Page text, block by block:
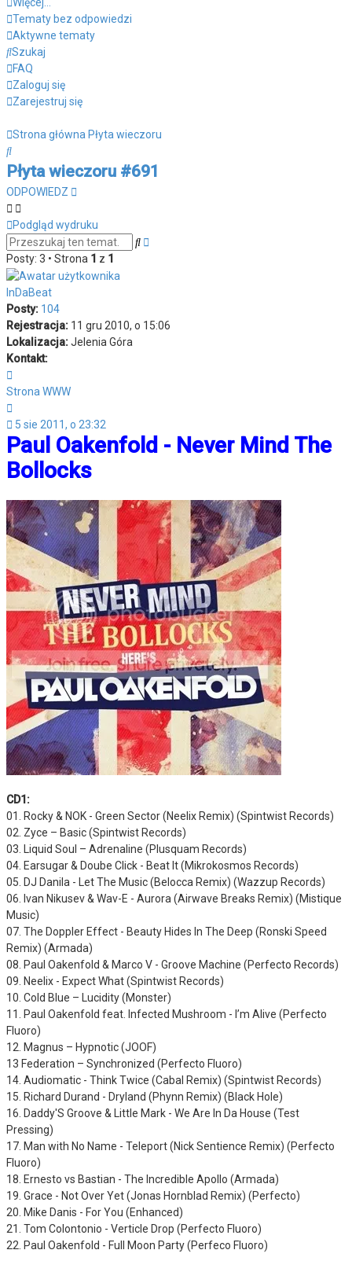
Tematy bez odpowiedzi
Aktywne tematy
Szukaj
FAQ
Zaloguj się
Zarejestruj się
Strona główna Płyta wieczoru
Szukaj
Płyta wieczoru #691
ODPOWIEDZ
Podgląd wydruku
Szukaj
Posty: 3 • Strona 1 z 1
InDaBeat
Posty: 104
Rejestracja: 11 gru 2010, o 15:06
Lokalizacja:Jelenia Góra
Kontakt:
się
InDaBeat
Strona WWW
5 sie 2011, o 23:32
Paul Oakenfold - Never Mind The
Bollocks
CD1:
01. Rocky & NOK - Green Sector (Neelix Remix) (Spintwist Records)
02. Zyce – Basic (Spintwist Records)
03. Liquid Soul – Adrenaline (Plusquam Records)
04. Earsugar & Doube Click - Beat It (Mikrokosmos Records)
05. DJ Danila - Let The Music (Belocca Remix) (Wazzup Records)
06. Ivan Nikusev & Wav-E - Aurora (Airwave Breaks Remix) (Mistique
Music)
07. The Doppler Effect - Beauty Hides In The Deep (Ronski Speed
Remix) (Armada)
08. Paul Oakenfold & Marco V - Groove Machine (Perfecto Records)
09. Neelix - Expect What (Spintwist Records)
10. Cold Blue – Lucidity (Monster)
11. Paul Oakenfold feat. Infected Mushroom - I’m Alive (Perfecto
Fluoro)
12. Magnus – Hypnotic (JOOF)
13 Federation – Synchronized (Perfecto Fluoro)
14. Audiomatic - Think Twice (Cabal Remix) (Spintwist Records)
15. Richard Durand - Dryland (Phynn Remix) (Black Hole)
16. Daddy'S Groove & Little Mark - We Are In Da House (Test
Pressing)
17. Man with No Name - Teleport (Nick Sentience Remix) (Perfecto
Fluoro)
18. Ernesto vs Bastian - The Incredible Apollo (Armada)
19. Grace - Not Over Yet (Jonas Hornblad Remix) (Perfecto)
20. Mike Danis - For You (Enhanced)
21. Tom Colontonio - Verticle Drop (Perfecto Fluoro)
22. Paul Oakenfold - Full Moon Party (Perfeco Fluoro)